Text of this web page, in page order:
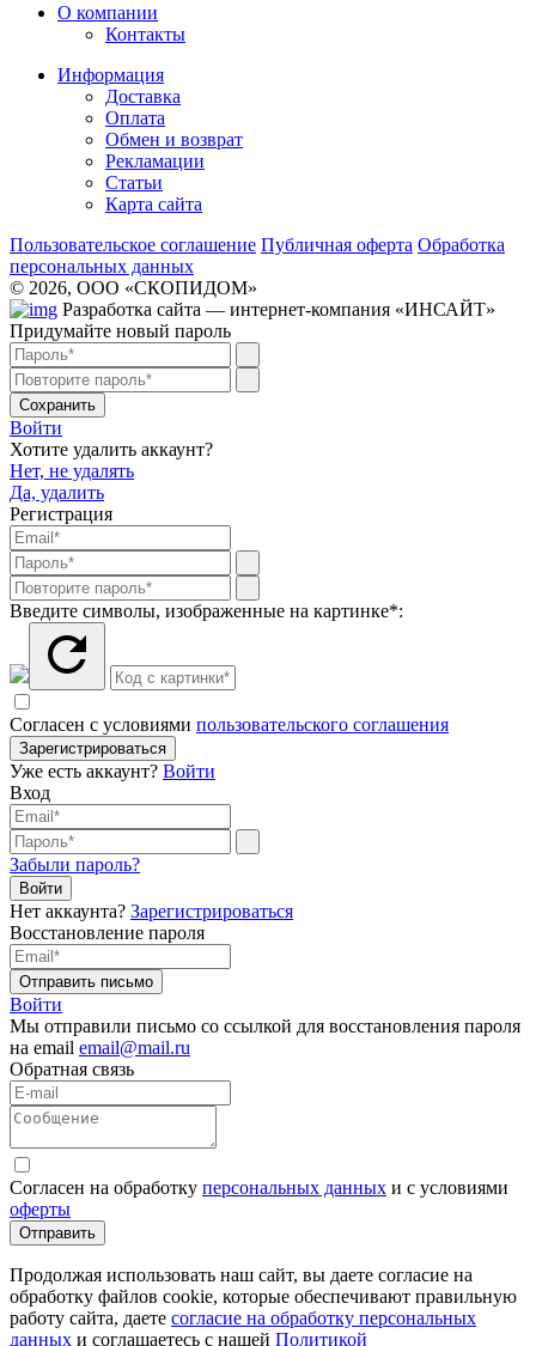
О компании
Контакты
Информация
Доставка
Оплата
Обмен и возврат
Рекламации
Статьи
Карта сайта
Пользовательское соглашение Публичная оферта Обработка
персональных данных
© 2026, ООО «СКОПИДОМ»
Разработка сайта — интернет-компания «ИНСАЙТ»
Придумайте новый пароль
Сохранить
Войти
Хотите удалить аккаунт?
Нет, не удалять
Да, удалить
Регистрация
Введите символы, изображенные на картинке*:
Согласен с условиями пользовательского соглашения
Зарегистрироваться
Уже есть аккаунт? Войти
Вход
Забыли пароль?
Нет аккаунта? Зарегистрироваться
Восстановление пароля
Отправить письмо
Войти
Мы отправили письмо со ссылкой для восстановления пароля
на email email@mail.ru
Обратная связь
Согласен на обработку персональных данных и с условиями
оферты
Отправить
Продолжая использовать наш сайт, вы даете согласие на
обработку файлов cookie, которые обеспечивают правильную
работу сайта, даете согласие на обработку персональных
данных и соглашаетесь с нашей Политикой